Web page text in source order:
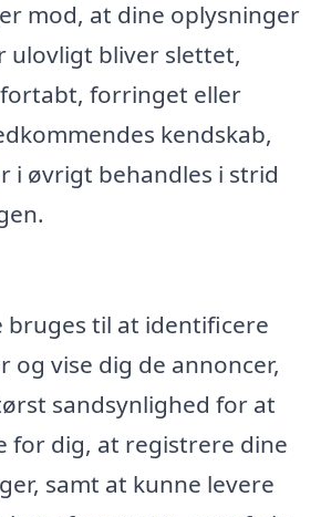
mod, at dine oplysninger
ulovligt bliver slettet,
forringet eller
kendskab,
i øvrigt behandles i strid
bruges til at identificere
og vise dig de annoncer,
sandsynlighed for at
for dig, at registrere dine
samt at kunne levere